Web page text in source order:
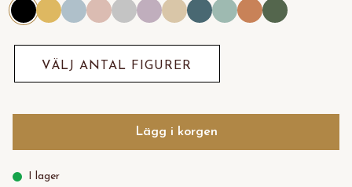
VÄLJ ANTAL FIGURER
Lägg i korgen
I lager